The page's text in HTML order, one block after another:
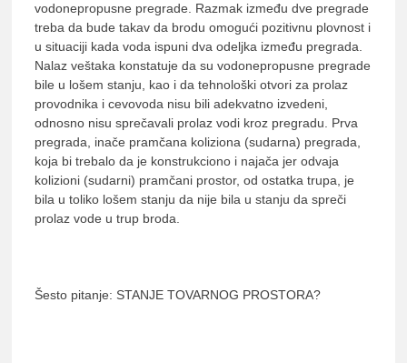
vodonepropusne pregrade. Razmak između dve pregrade
treba da bude takav da brodu omogući pozitivnu plovnost i
u situaciji kada voda ispuni dva odeljka između pregrada.
Nalaz veštaka konstatuje da su vodonepropusne pregrade
bile u lošem stanju, kao i da tehnološki otvori za prolaz
provodnika i cevovoda nisu bili adekvatno izvedeni,
odnosno nisu sprečavali prolaz vodi kroz pregradu. Prva
pregrada, inače pramčana koliziona (sudarna) pregrada,
koja bi trebalo da je konstrukciono i najača jer odvaja
kolizioni (sudarni) pramčani prostor, od ostatka trupa, je
bila u toliko lošem stanju da nije bila u stanju da spreči
prolaz vode u trup broda.
Šesto pitanje: STANJE TOVARNOG PROSTORA?